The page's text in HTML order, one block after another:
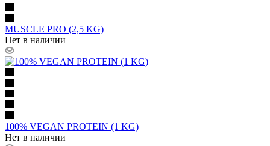
MUSCLE PRO (2,5 KG)
Нет в наличии
100% VEGAN PROTEIN (1 KG)
Нет в наличии